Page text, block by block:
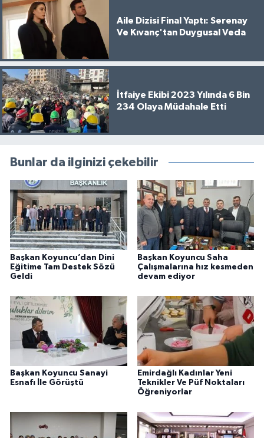
Aile Dizisi Final Yaptı: Serenay
Ve Kıvanç'tan Duygusal Veda
İtfaiye Ekibi 2023 Yılında 6 Bin
234 Olaya Müdahale Etti
Bunlar da ilginizi çekebilir
Başkan Koyuncu’dan Dini
Eğitime Tam Destek Sözü
Geldi
Başkan Koyuncu Saha
Çalışmalarına hız kesmeden
devam ediyor
Başkan Koyuncu Sanayi
Esnafı İle Görüştü
Emirdağlı Kadınlar Yeni
Teknikler Ve Püf Noktaları
Öğreniyorlar